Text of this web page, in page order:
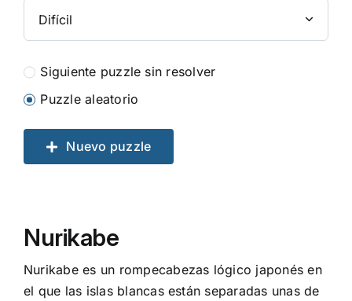
Siguiente puzzle sin resolver
Puzzle aleatorio
Nuevo puzzle
Nurikabe
Nurikabe es un rompecabezas lógico japonés en
el que las islas blancas están separadas unas de